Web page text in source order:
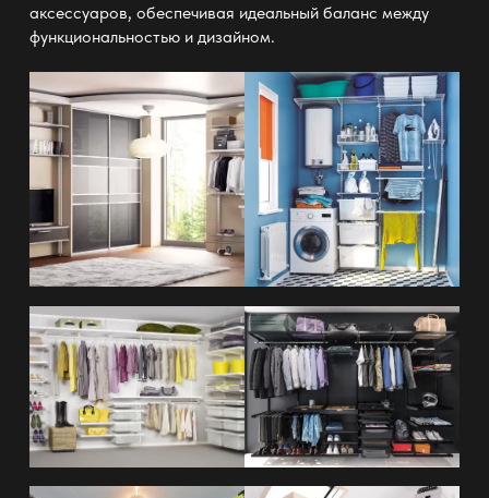
аксессуаров, обеспечивая идеальный баланс между
функциональностью и дизайном.